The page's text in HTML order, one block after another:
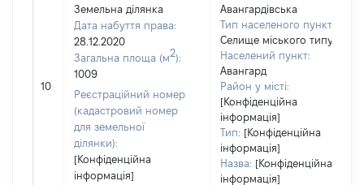
10
Земельна ділянка
Дата набуття права:
28.12.2020
Загальна площа (м2):
1009
Реєстраційний номер
(кадастровий номер
для земельної
ділянки):
[Конфіденційна
інформація]
Авангардівська
Тип населеного пункту:
Селище міського типу
Населений пункт:
Авангард
Район у місті:
[Конфіденційна
інформація]
Тип: [Конфіденційна
інформація]
Назва: [Конфіденційна
інформація]